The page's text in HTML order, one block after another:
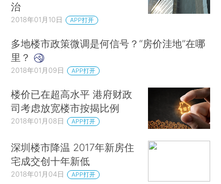
治
2018年01月10日 APP打开
多地楼市政策微调是何信号？“房价洼地”在哪
里？
2018年01月09日 APP打开
楼价已在超高水平 港府财政
司考虑放宽楼市按揭比例
2018年01月08日 APP打开
深圳楼市降温 2017年新房住
宅成交创十年新低
2018年01月04日 APP打开